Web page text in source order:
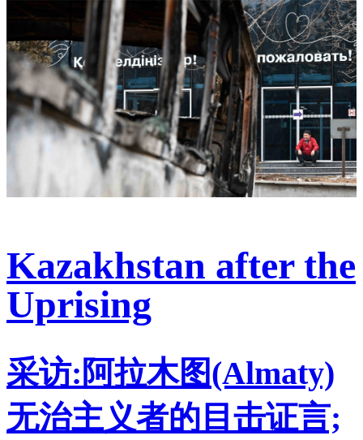
Kazakhstan after the
Uprising
采访:阿拉木图(Almaty)
无治主义者的目击证言;